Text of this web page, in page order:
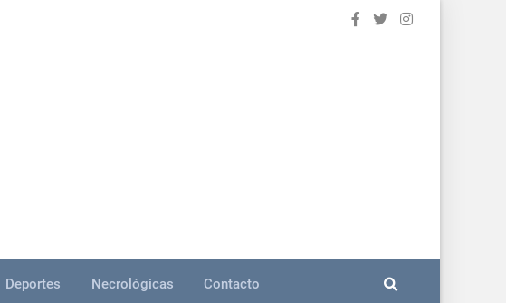
Deportes Necrológicas Contacto